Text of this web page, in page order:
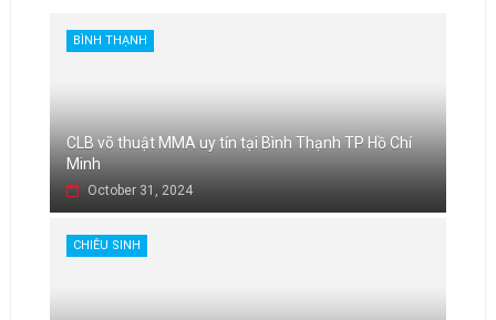
BÌNH THẠNH
CLB võ thuật MMA uy tín tại Bình Thạnh TP Hồ Chí
Minh
October 31, 2024
CHIÊU SINH